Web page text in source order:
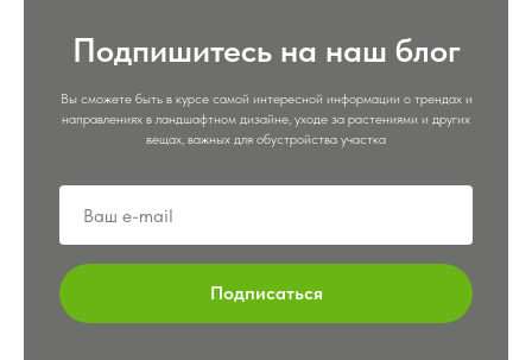
Подпишитесь на наш блог
Вы сможете быть в курсе самой интересной информации о трендах и
направлениях в ландшафтном дизайне, уходе за растениями и других
вещах, важных для обустройства участка
Подписаться